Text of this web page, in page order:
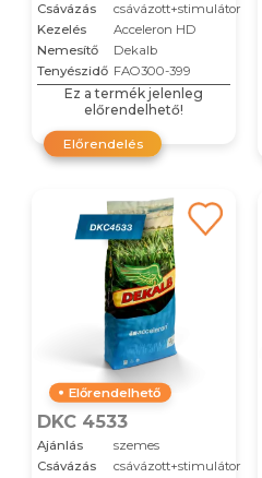
Csávázás
csávázott+stimulátor
Kezelés
Acceleron HD
Nemesítő
Dekalb
Tenyészidő FAO300-399
Ez a termék jelenleg
előrendelhető!
Előrendelés
Előrendelhető
DKC 4533
Ajánlás
szemes
Csávázás
csávázott+stimulátor